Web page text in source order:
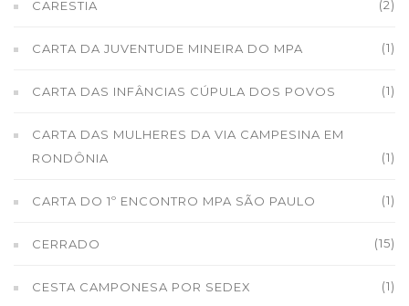
CARESTIA (2)
CARTA DA JUVENTUDE MINEIRA DO MPA (1)
CARTA DAS INFÂNCIAS CÚPULA DOS POVOS (1)
CARTA DAS MULHERES DA VIA CAMPESINA EM
RONDÔNIA
(1)
CARTA DO 1º ENCONTRO MPA SÃO PAULO (1)
CERRADO (15)
CESTA CAMPONESA POR SEDEX (1)